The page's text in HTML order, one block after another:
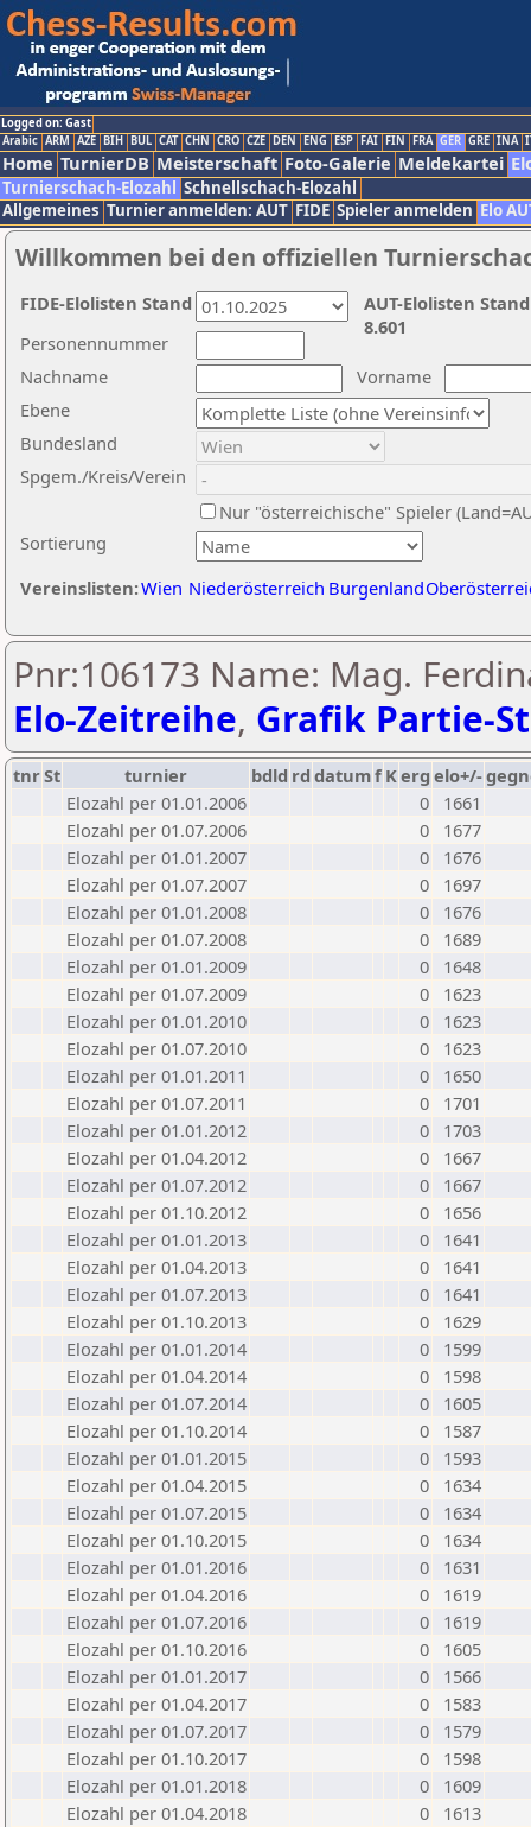
Logged on: Gast
Arabic ARM AZE BIH BUL CAT CHN CRO CZE DEN ENG ESP FAI FIN FRA GER GRE INA
Home TurnierDB Meisterschaft Foto-Galerie Meldekartei
Turnierschach-Elozahl Schnellschach-Elozahl
Allgemeines Turnier anmelden: AUT FIDE Spieler anmelden Elo
Willkommen bei den offiziellen
Nachname
Vorname
Ebene
Sortierung
Personennummer
Bundesland
Spgem./Kreis/Verein
Nur "österreichische" Spieler
Vereinslisten:Wien Niederösterreich Burgenland
AUT-Elolisten
8.601
FIDE-Elolisten Stand
Pnr:106173 Name: Mag.
Elo-Zeitreihe, Grafik Partie-
tnrSt turnier bdld rd datumf Kerg elo+/-
Elozahl per 01.01.2006
0
1661
Elozahl per 01.07.2006
0
1677
Elozahl per 01.01.2007
0
1676
Elozahl per 01.07.2007
0
1697
Elozahl per 01.01.2008
0
1676
Elozahl per 01.07.2008
0
1689
Elozahl per 01.01.2009
0
1648
Elozahl per 01.07.2009
0
1623
Elozahl per 01.01.2010
0
1623
Elozahl per 01.07.2010
0
1623
Elozahl per 01.01.2011
0
1650
Elozahl per 01.07.2011
0
1701
Elozahl per 01.01.2012
0
1703
Elozahl per 01.04.2012
0
1667
Elozahl per 01.07.2012
0
1667
Elozahl per 01.10.2012
0
1656
Elozahl per 01.01.2013
0
1641
Elozahl per 01.04.2013
0
1641
Elozahl per 01.07.2013
0
1641
Elozahl per 01.10.2013
0
1629
Elozahl per 01.01.2014
0
1599
Elozahl per 01.04.2014
0
1598
Elozahl per 01.07.2014
0
1605
Elozahl per 01.10.2014
0
1587
Elozahl per 01.01.2015
0
1593
Elozahl per 01.04.2015
0
1634
Elozahl per 01.07.2015
0
1634
Elozahl per 01.10.2015
0
1634
Elozahl per 01.01.2016
0
1631
Elozahl per 01.04.2016
0
1619
Elozahl per 01.07.2016
0
1619
Elozahl per 01.10.2016
0
1605
Elozahl per 01.01.2017
0
1566
Elozahl per 01.04.2017
0
1583
Elozahl per 01.07.2017
0
1579
Elozahl per 01.10.2017
0
1598
Elozahl per 01.01.2018
0
1609
Elozahl per 01.04.2018
0
1613